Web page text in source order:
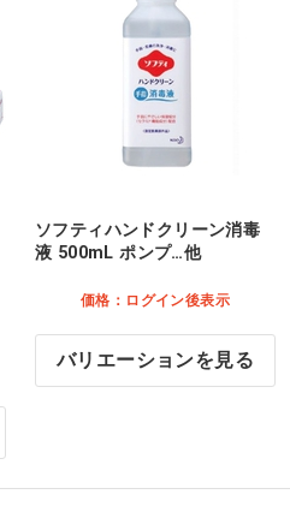
ソフティハンドクリーン消毒
液 500mL ポンプ…他
価格：ログイン後表示
バリエーションを見る